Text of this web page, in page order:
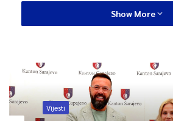
0
Show More
Vijesti